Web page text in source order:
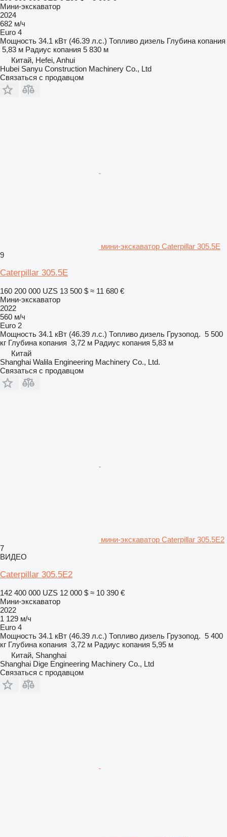
Мини-экскаватор
2024
682 м/ч
Euro 4
Мощность 34.1 кВт (46.39 л.с.) Топливо дизель Глубина копания
5,83 м Радиус копания 5 830 м
Китай, Hefei, Anhui
Hubei Sanyu Construction Machinery Co., Ltd
Связаться с продавцом
мини-экскаватор Caterpillar 305.5E
9
Caterpillar 305.5E
160 200 000 UZS 13 500 $ ≈ 11 680 €
Мини-экскаватор
2022
560 м/ч
Euro 2
Мощность 34.1 кВт (46.39 л.с.) Топливо дизель Грузопод. 5 500
кг Глубина копания 3,72 м Радиус копания 5,83 м
Китай
Shanghai Walila Engineering Machinery Co., Ltd.
Связаться с продавцом
мини-экскаватор Caterpillar 305.5E2
7
ВИДЕО
Caterpillar 305.5E2
142 400 000 UZS 12 000 $ ≈ 10 390 €
Мини-экскаватор
2022
1 129 м/ч
Euro 4
Мощность 34.1 кВт (46.39 л.с.) Топливо дизель Грузопод. 5 400
кг Глубина копания 3,72 м Радиус копания 5,95 м
Китай, Shanghai
Shanghai Dige Engineering Machinery Co., Ltd
Связаться с продавцом